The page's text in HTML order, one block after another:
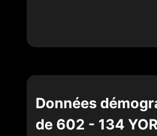
Données
de 602 - 134